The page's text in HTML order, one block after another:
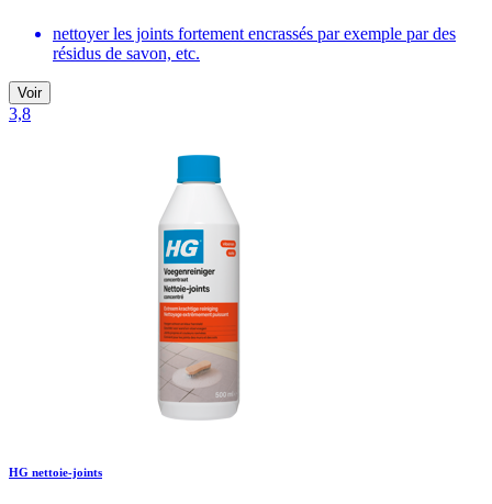
nettoyer les joints fortement encrassés par exemple par des
résidus de savon, etc.
Voir
3,8
HG nettoie-joints